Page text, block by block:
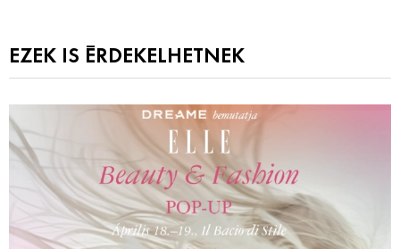
EZEK IS ÉRDEKELHETNEK